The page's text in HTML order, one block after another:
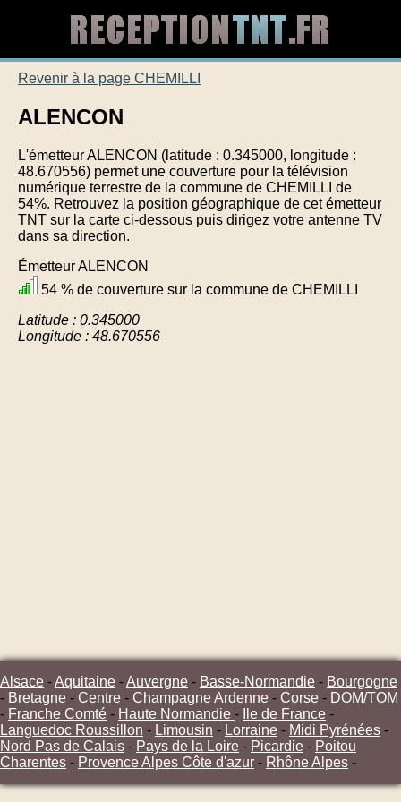
Revenir à la page CHEMILLI
ALENCON
L'émetteur ALENCON (latitude : 0.345000, longitude :
48.670556) permet une couverture pour la télévision
numérique terrestre de la commune de CHEMILLI de
54%. Retrouvez la position géographique de cet émetteur
TNT sur la carte ci-dessous puis dirigez votre antenne TV
dans sa direction.
Émetteur ALENCON
54 % de couverture sur la commune de CHEMILLI
Latitude : 0.345000
Longitude : 48.670556
Alsace -Aquitaine -Auvergne - Basse-Normandie - Bourgogne
- Bretagne - Centre - Champagne Ardenne - Corse - DOM/TOM
- Franche Comté - Haute Normandie - Ile de France -
Languedoc Roussillon - Limousin - Lorraine - Midi Pyrénées -
Nord Pas de Calais - Pays de la Loire - Picardie - Poitou
Charentes - Provence Alpes Côte d'azur - Rhône Alpes -